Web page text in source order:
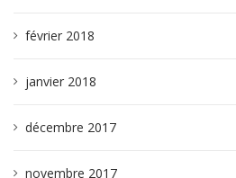
février 2018
janvier 2018
décembre 2017
novembre 2017